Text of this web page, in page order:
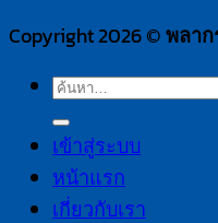
Copyright 2026 © พลาก
เข้าสู่ระบบ
หน้าแรก
เกี่ยวกับเรา